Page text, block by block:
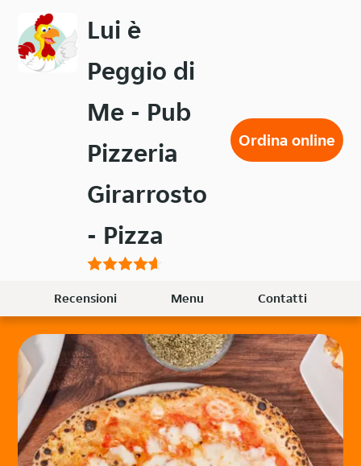
contenuto
principale
Lui è
Peggio di
Me - Pub
Pizzeria
Girarrosto
- Pizza
Ordina online
Recensioni Menu Contatti